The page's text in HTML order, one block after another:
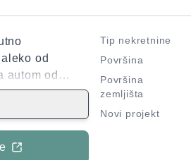
od
autom od
zelenilo i
unutar
tri etaže:
Tip nekretnine
Površina
Površina
zemljišta
Novi projekt